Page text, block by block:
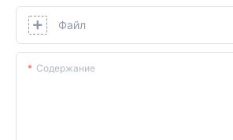
Файл
Содержание